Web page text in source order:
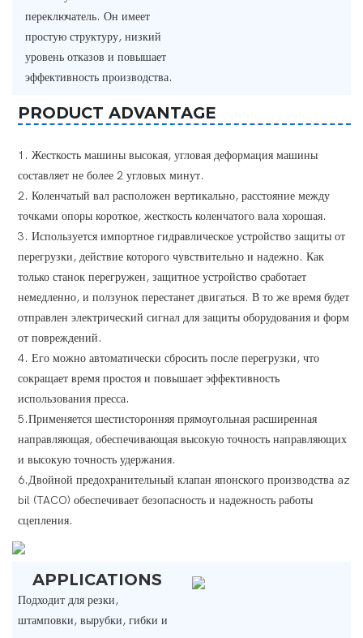
переключатель. Он имеет
простую структуру, низкий
уровень отказов и повышает
эффективность производства.
PRODUCT ADVANTAGE
1. Жесткость машины высокая, угловая деформация машины
составляет не более 2 угловых минут.
2. Коленчатый вал расположен вертикально, расстояние между
точками опоры короткое, жесткость коленчатого вала хорошая.
3. Используется импортное гидравлическое устройство защиты от
перегрузки, действие которого чувствительно и надежно. Как
только станок перегружен, защитное устройство сработает
немедленно, и ползунок перестанет двигаться. В то же время будет
отправлен электрический сигнал для защиты оборудования и форм
от повреждений.
4. Его можно автоматически сбросить после перегрузки, что
сокращает время простоя и повышает эффективность
использования пресса.
5.Применяется шестисторонняя прямоугольная расширенная
направляющая, обеспечивающая высокую точность направляющих
и высокую точность удержания.
6.Двойной предохранительный клапан японского производства az
bil (TACO) обеспечивает безопасность и надежность работы
сцепления.
APPLICATIONS
Подходит для резки,
штамповки, вырубки, гибки и